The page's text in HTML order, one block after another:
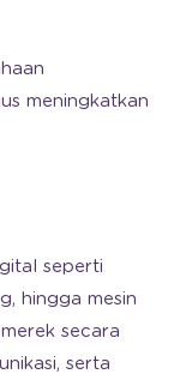
meningkatkan
seperti
hingga mesin
secara
serta